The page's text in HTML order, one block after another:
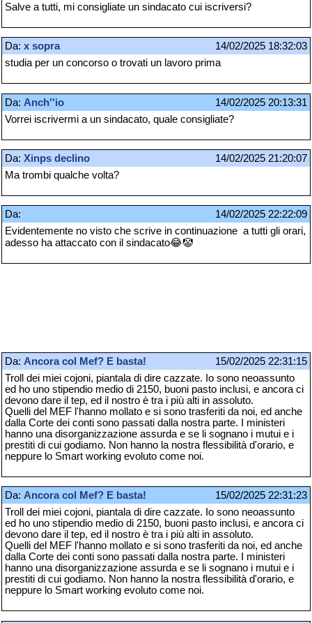
Salve a tutti, mi consigliate un sindacato cui iscriversi?
Da: x sopra
14/02/2025 18:32:03
studia per un concorso o trovati un lavoro prima
Da: Anch''io
14/02/2025 20:13:31
Vorrei iscrivermi a un sindacato, quale consigliate?
Da: Xinps declino
14/02/2025 21:20:07
Ma trombi qualche volta?
Da:
14/02/2025 22:22:09
Evidentemente no visto che scrive in continuazione a tutti gli orari,
adesso ha attaccato con il sindacato😂🤡
Da: Ancora col Mef? E basta!
15/02/2025 22:31:15
Troll dei miei cojoni, piantala di dire cazzate. Io sono neoassunto
ed ho uno stipendio medio di 2150, buoni pasto inclusi, e ancora ci
devono dare il tep, ed il nostro è tra i più alti in assoluto.
Quelli del MEF l'hanno mollato e si sono trasferiti da noi, ed anche
dalla Corte dei conti sono passati dalla nostra parte. I ministeri
hanno una disorganizzazione assurda e se li sognano i mutui e i
prestiti di cui godiamo. Non hanno la nostra flessibilità d'orario, e
neppure lo Smart working evoluto come noi.
Da: Ancora col Mef? E basta!
15/02/2025 22:31:23
Troll dei miei cojoni, piantala di dire cazzate. Io sono neoassunto
ed ho uno stipendio medio di 2150, buoni pasto inclusi, e ancora ci
devono dare il tep, ed il nostro è tra i più alti in assoluto.
Quelli del MEF l'hanno mollato e si sono trasferiti da noi, ed anche
dalla Corte dei conti sono passati dalla nostra parte. I ministeri
hanno una disorganizzazione assurda e se li sognano i mutui e i
prestiti di cui godiamo. Non hanno la nostra flessibilità d'orario, e
neppure lo Smart working evoluto come noi.